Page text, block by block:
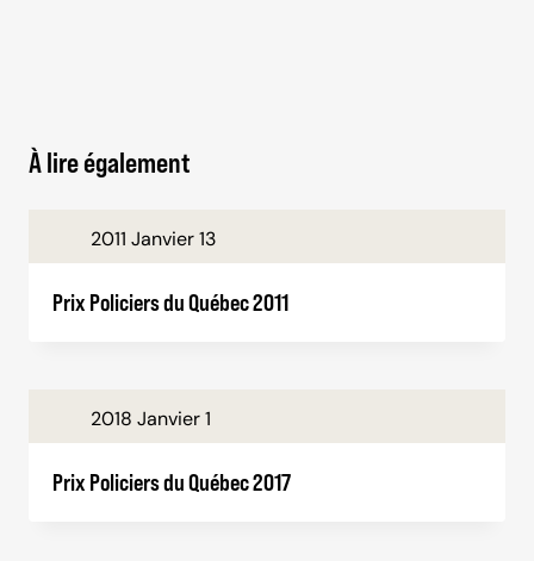
À lire également
2011 Janvier 13
Prix Policiers du Québec 2011
2018 Janvier 1
Prix Policiers du Québec 2017